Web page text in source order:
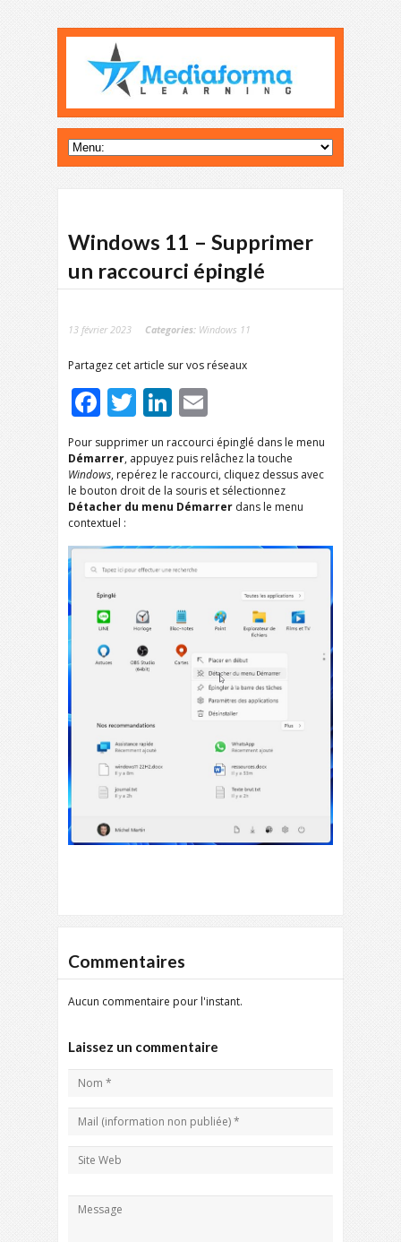
Windows 11 – Supprimer
un raccourci épinglé
13 février 2023 Categories: Windows 11
Partagez cet article sur vos réseaux
Facebook
TwitterLinkedIn
Pour supprimer un raccourci épinglé dans le menu
Démarrer, appuyez puis relâchez la touche
Windows, repérez le raccourci, cliquez dessus avec
le bouton droit de la souris et sélectionnez
Détacher du menu Démarrer dans le menu
contextuel :
Commentaires
Aucun commentaire pour l'instant.
Laissez un commentaire